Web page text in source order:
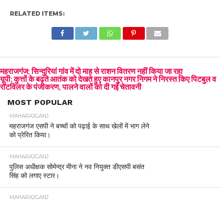
RELATED ITEMS:
महराजगंज: सिन्दुरियां गांव में दो माह से राशन वितरण नहीं किया जा रहा
यूपी: कुत्तों के बढ़ते आतंक को देखते हुए कानपुर नगर निगम ने निरस्त किए पिटबुल व
रॉटविलर के पंजीकरण, पालने वालों को दी गई चेतावनी
MOST POPULAR
MAHARAJGANJ
महराजगंज एसपी ने बच्चों को पढ़ाई के साथ खेलों में भाग लेने
को प्रेरित किया।
MAHARAJGANJ
पुलिस अधीक्षक सोमेन्द्र मीना ने नव नियुक्त डीएसपी बसंत
सिंह को लगाए स्टार।
MAHARAJGANJ